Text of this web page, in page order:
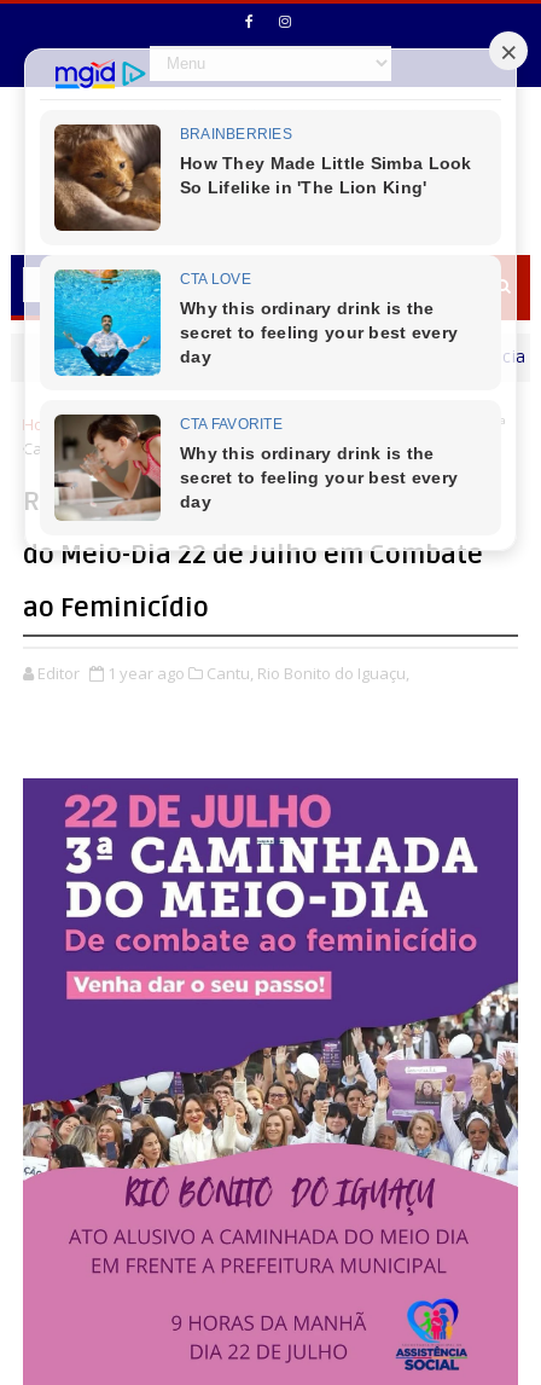
MENSAGEM DIA DOS PAIS Secretário de Fazenda Maurício Osciany
Home Cantu Rio Bonito do Iguaçu
Rio Bonito do Iguaçu - 3ª
Caminhada do Meio-Dia 22 de Julho em Combate ao Feminicídio
Rio Bonito do Iguaçu - 3ª Caminhada
do Meio-Dia 22 de Julho em Combate
ao Feminicídio
Editor 1 year ago Cantu, Rio Bonito do Iguaçu,